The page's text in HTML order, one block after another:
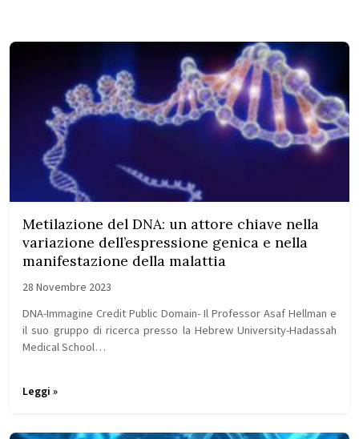
Metilazione del DNA: un attore chiave nella
variazione dell’espressione genica e nella
manifestazione della malattia
28 Novembre 2023
DNA-Immagine Credit Public Domain- Il Professor Asaf Hellman e
il suo gruppo di ricerca presso la Hebrew University-Hadassah
Medical School…
Leggi »